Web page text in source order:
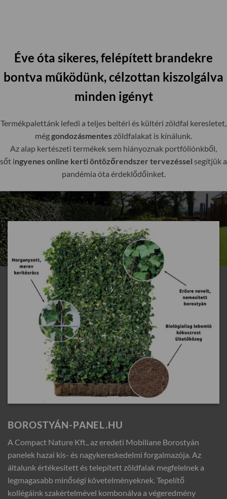
Éve óta sikeres, felépített brandekre
bontva működünk, célzottan kiszolgálva
minden igényt
Termékpalettánk lefedi a teljes beltéri és kültéri zöldfal keresletet,
méggondozásmentes zöldfalakat is kínálunk.
Az alap kertészeti termékek sem hiányoznak portfóliónkből,
sőt ingyenes online kerti öntözőrendszer tervezéssel segítjük a
pandémia óta érdeklődőinket.
BOROSTYÁN-PANEL.HU
A Compact Nature Kft., az eredeti Mobiliane Borostyán
panelek hazai kis- és nagykereskedelmi forgalmazója. Az
általunk értékesített és telepített zöldfalak megfelelnek a
legmagasabb minőségi követelményeknek. Tepelítő
kollégáink szakértelmével kombonálva a végeredmény